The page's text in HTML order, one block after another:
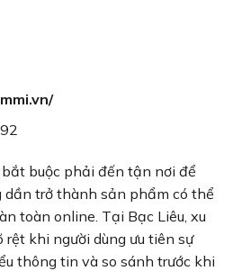
buộc phải đến tận nơi để
trở thành sản phẩm có thể
toàn online. Tại Bạc Liêu, xu
rệt khi người dùng ưu tiên sự
thông tin và so sánh trước khi